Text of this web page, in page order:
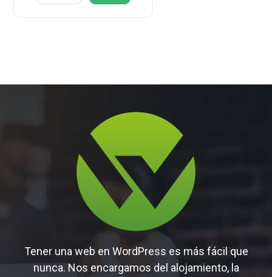
Tener una web en WordPress es más fácil que
nunca. Nos encargamos del alojamiento, la